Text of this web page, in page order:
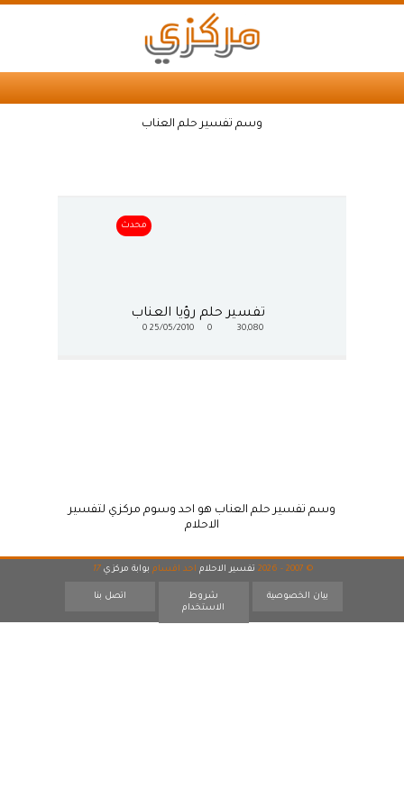
وسم تفسير حلم العناب
محدث
تفسير حلم رؤيا العناب
30,080
25/05/2010
0
وسم تفسير حلم العناب هو احد وسوم مركزي لتفسير
الاحلام
© 2007 - 2026 تفسير الاحلام احد اقسام بوابة مركزي 17
بيان الخصوصية
شروط
الاستخدام
اتصل بنا